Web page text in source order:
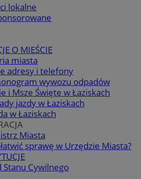
lokalne
O MIEŚCIE
miasta
adresy i telefony
wywozu odpadów
i Msze Święte w Łaziskach
jazdy w Łaziskach
w Łaziskach
Miasta
sprawę w Urzędzie Miasta?
Stanu Cywilnego